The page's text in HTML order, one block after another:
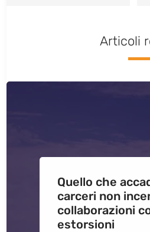
Articoli
Quello che
carceri non
collaborazioni
estorsioni